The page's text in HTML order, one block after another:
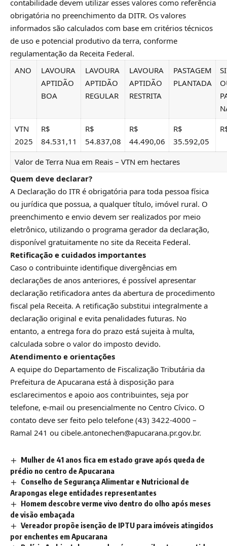
contabilidade devem utilizar esses valores como referência
obrigatória no preenchimento da DITR. Os valores
informados são calculados com base em critérios técnicos
de uso e potencial produtivo da terra, conforme
regulamentação da Receita Federal.
ANO
LAVOURA
APTIDÃO
BOA
LAVOURA
APTIDÃO
REGULAR
LAVOURA
APTIDÃO
RESTRITA
PASTAGEM
PLANTADA
VTN
2025
R$
84.531,11
R$
54.837,08
R$
44.490,06
R$
35.592,05
Valor de Terra Nua em Reais – VTN em hectares
Quem deve declarar?
A Declaração do ITR é obrigatória para toda pessoa física
ou jurídica que possua, a qualquer título, imóvel rural. O
preenchimento e envio devem ser realizados por meio
eletrônico, utilizando o programa gerador da declaração,
disponível gratuitamente no site da Receita Federal.
Retificação e cuidados importantes
Caso o contribuinte identifique divergências em
declarações de anos anteriores, é possível apresentar
declaração retificadora antes da abertura de procedimento
fiscal pela Receita. A retificação substitui integralmente a
declaração original e evita penalidades futuras. No
entanto, a entrega fora do prazo está sujeita à multa,
calculada sobre o valor do imposto devido.
Atendimento e orientações
A equipe do Departamento de Fiscalização Tributária da
Prefeitura de Apucarana está à disposição para
esclarecimentos e apoio aos contribuintes, seja por
telefone, e-mail ou presencialmente no Centro Cívico. O
contato deve ser feito pelo telefone (43) 3422-4000 –
Ramal 241 ou cibele.antonechen@apucarana.pr.gov.br.
Mulher de 41 anos fica em estado grave após queda de
prédio no centro de Apucarana
Conselho de Segurança Alimentar e Nutricional de
Arapongas elege entidades representantes
Homem descobre verme vivo dentro do olho após meses
de visão embaçada
Vereador propõe isenção de IPTU para imóveis atingidos
por enchentes em Apucarana